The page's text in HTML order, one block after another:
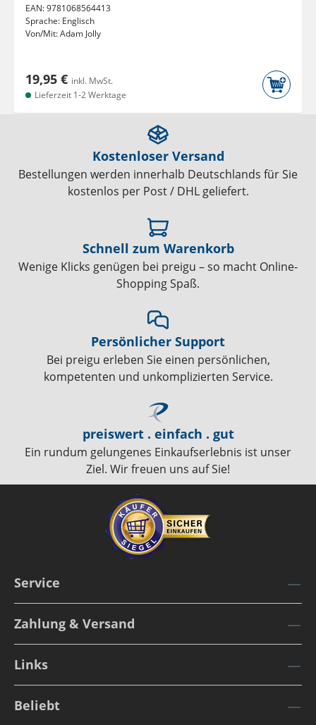
EAN:9781068564413
Sprache: Englisch
Von/Mit:Adam Jolly
19,95 € inkl. MwSt.
Lieferzeit 1-2 Werktage
Kostenloser Versand
Bestellungen werden innerhalb Deutschlands für Sie
kostenlos per Post / DHL geliefert.
Schnell zum Warenkorb
Wenige Klicks genügen bei preigu – so macht Online-
Shopping Spaß.
Persönlicher Support
Bei preigu erleben Sie einen persönlichen,
kompetenten und unkomplizierten Service.
preiswert . einfach . gut
Ein rundum gelungenes Einkaufserlebnis ist unser
Ziel. Wir freuen uns auf Sie!
Service
Zahlung & Versand
Links
Beliebt